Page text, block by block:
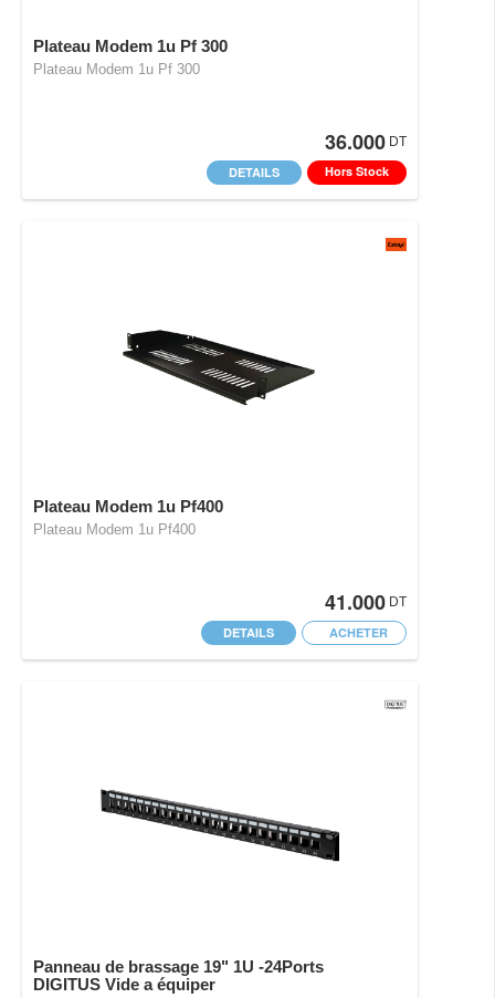
Plateau Modem 1u Pf 300
Plateau Modem 1u Pf 300
36.000 DT
Hors Stock
DETAILS
Plateau Modem 1u Pf400
Plateau Modem 1u Pf400
41.000 DT
ACHETER
DETAILS
Panneau de brassage 19" 1U -24Ports
DIGITUS Vide a équiper